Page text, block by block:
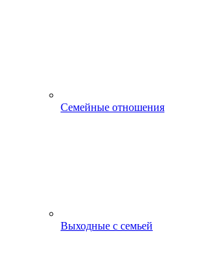
Семейные отношения
Выходные с семьей